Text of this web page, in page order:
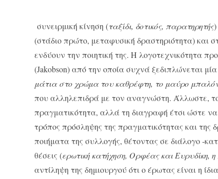
συνειρμική κίνηση (ταξίδι, δοτικός, παρατηρητής
(στάδιο πρώτο, μεταφυσική δραστηριότητα) και
ενδύουν την ποιητική της. Η λογοτεχνικότητα
(Jakobson) από την οποία συχνά ξεδιπλώνεται
μάτια στο χρώμα του καθρέφτη, το μαύρο
που αλληλεπιδρά με τον αναγνώστη. Άλλωστε,
πραγματικότητα, αλλά τη διαγραφή έτσι ώστε
τρόπος πρόσληψης της πραγματικότητας και της
ποιήματα της συλλογής, θέτοντας σε διάλογο -
θέσεις (ερωτική κατήχηση, Ορφέας και Ευρυδίκη,
αντίληψη της δημιουργού ότι ο έρωτας είναι η